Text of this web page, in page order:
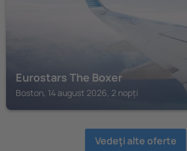
Eurostars The Boxer
Boston, 14 august 2026, 2 nopți
Vedeţi alte oferte